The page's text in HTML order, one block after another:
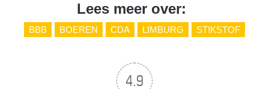
Lees meer over:
BBB BOEREN CDA LIMBURG STIKSTOF
4.9